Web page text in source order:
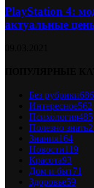
PlayStation 4:
актуальные
Без рубрики686
Интересное562
Психология485
Полезно знать
Знания164
Новости119
Красота93
Дом и быт71
Здоровье59